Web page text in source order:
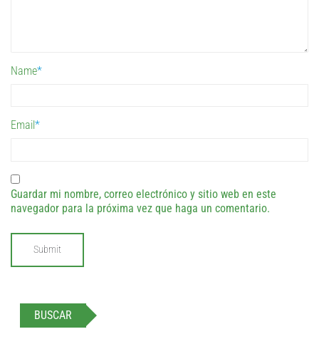
Name*
Email*
Guardar mi nombre, correo electrónico y sitio web en este
navegador para la próxima vez que haga un comentario.
BUSCAR